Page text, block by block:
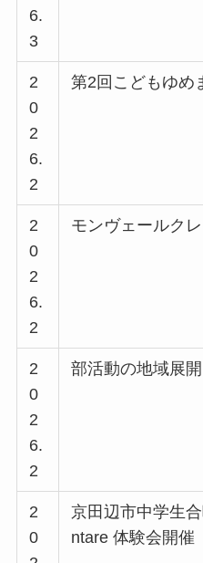
6.
3
2
0
2
6.
2
第2回こどもゆめ
2
0
2
6.
2
モンヴェールク
2
0
2
6.
2
部活動の地域展
2
0
京田辺市中学生
ntare 体験会開催